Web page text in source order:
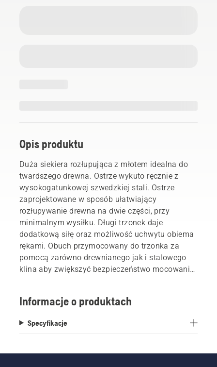
Opis produktu
Duża siekiera rozłupująca z młotem idealna do
twardszego drewna. Ostrze wykuto ręcznie z
wysokogatunkowej szwedzkiej stali. Ostrze
zaprojektowane w sposób ułatwiający
rozłupywanie drewna na dwie części, przy
minimalnym wysiłku. Długi trzonek daje
dodatkową siłę oraz możliwość uchwytu obiema
rękami. Obuch przymocowany do trzonka za
pomocą zarówno drewnianego jak i stalowego
klina aby zwiększyć bezpieczeństwo mocowania.
i przechowywania.
Informacje o produktach
Specyfikacje